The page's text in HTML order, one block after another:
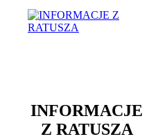
INFORMACJE
Z RATUSZA